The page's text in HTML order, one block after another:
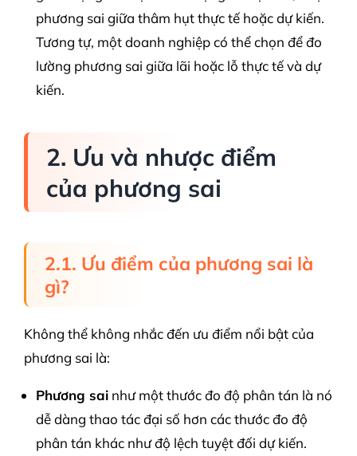
phương sai giữa thâm hụt thực tế hoặc dự kiến.
Tương tự, một doanh nghiệp có thể chọn để đo
lường phương sai giữa lãi hoặc lỗ thực tế và dự
kiến.
2. Ưu và nhược điểm
của phương sai
2.1. Ưu điểm của phương sai là
gì?
Không thể không nhắc đến ưu điểm nổi bật của
phương sai là:
Phương sai như một thước đo độ phân tán là nó
dễ dàng thao tác đại số hơn các thước đo độ
phân tán khác như độ lệch tuyệt đối dự kiến.